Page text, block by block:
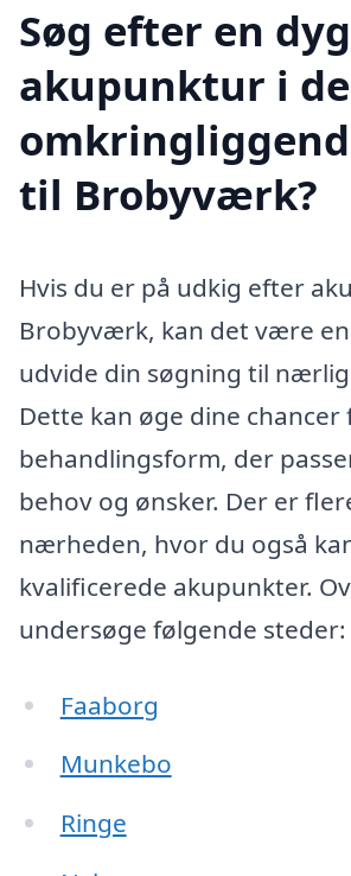
Søg efter en
akupunktur i de
til Brobyværk?
Hvis du er på udkig efter
Brobyværk, kan det være
udvide din søgning til
Dette kan øge dine
behandlingsform, der
behov og ønsker. Der er
nærheden, hvor du også
kvalificerede akupunkter.
undersøge følgende steder:
Faaborg
Munkebo
Ringe